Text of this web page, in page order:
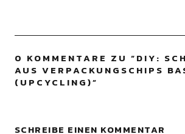
0 KOMMENTARE ZU “DIY:
AUS VERPACKUNGSCHIPS
(UPCYCLING)”
SCHREIBE EINEN KOMMENTAR